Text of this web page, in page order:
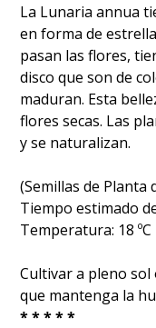
La Lunaria annua
en forma de
pasan las flores,
disco que son de
maduran. Esta
flores secas. Las
y se naturalizan.
(Semillas de Planta
Tiempo estimado
Temperatura: 18 ºC
Cultivar a pleno
que mantenga la
* * * * *